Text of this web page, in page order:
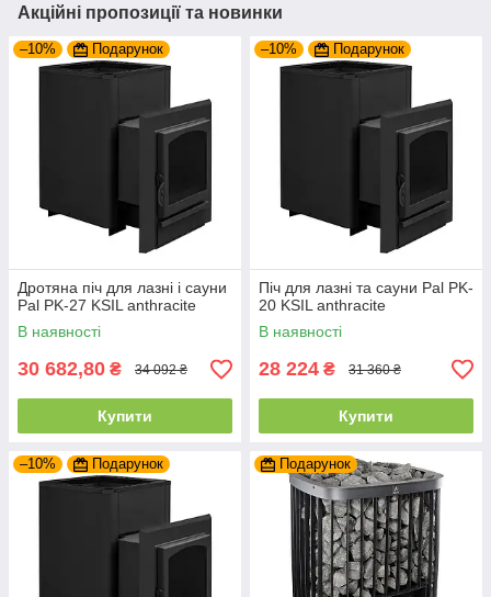
Акційні пропозиції та новинки
–10% Подарунок
Дротяна піч для лазні і сауни
Pal PK-27 KSIL anthracite
В наявності
30 682,80 ₴ 34 092 ₴
Купити
–10% Подарунок
Піч для лазні та сауни Pal PK-
20 KSIL anthracite
В наявності
28 224 ₴ 31 360 ₴
Купити
–10% Подарунок Подарунок